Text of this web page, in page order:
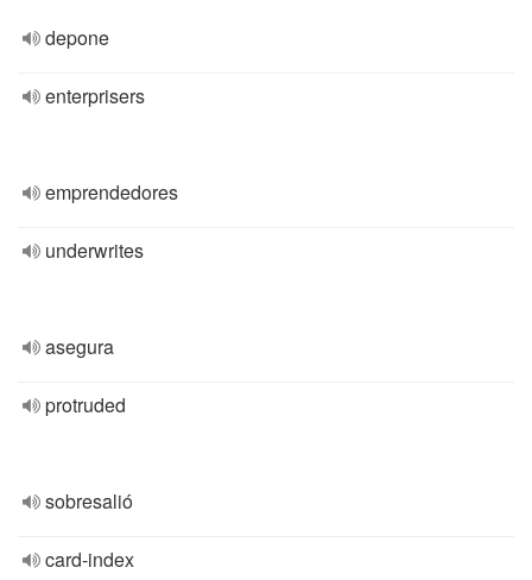
depone
enterprisers
emprendedores
underwrites
asegura
protruded
sobresalió
card-index